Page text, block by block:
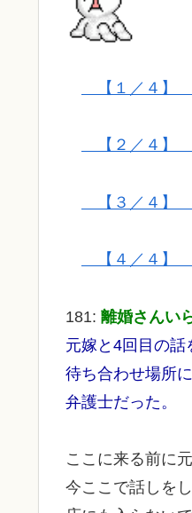
【１／４】
【２／４】
【３／４】
【４／４】
181: 離婚さんい
元嫁と4回目の話
待ち合わせ場所
弁護士だった。
ここに来る前に
今ここで話しを